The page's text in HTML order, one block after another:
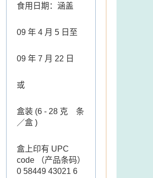
食用日期：涵盖
09 年 4 月 5 日至
09 年 7 月 22 日
或
盒装 (6 - 28 克 条
／盒 )
盒上印有 UPC
code （产品条码）
0 58449 43021 6